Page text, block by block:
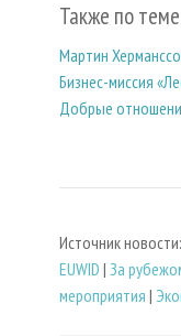
Также по
Мартин
Бизнес-миссия
Добрые
Источник новости:
EUWID | За
мероприятия |